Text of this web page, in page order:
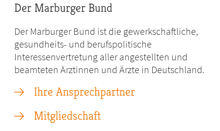
Der Marburger Bund
Der Marburger Bund ist die gewerkschaftliche,
gesundheits- und berufspolitische
Interessenvertretung aller angestellten und
beamteten Ärztinnen und Ärzte in Deutschland.
Ihre Ansprechpartner
Mitgliedschaft